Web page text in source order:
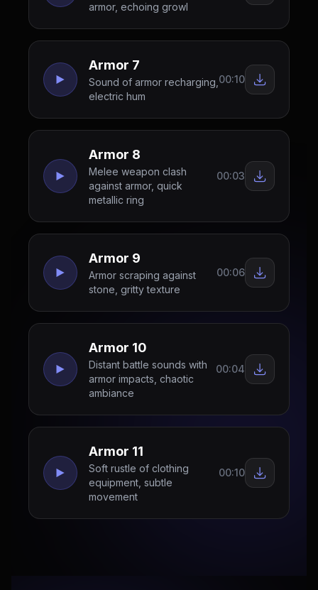
armor, echoing growl
Armor 7
Sound of armor recharging,
electric hum
00:10
Armor 8
Melee weapon clash
against armor, quick
metallic ring
00:03
Armor 9
Armor scraping against
stone, gritty texture
00:06
Armor 10
Distant battle sounds with
armor impacts, chaotic
ambiance
00:04
Armor 11
Soft rustle of clothing
equipment, subtle
movement
00:10